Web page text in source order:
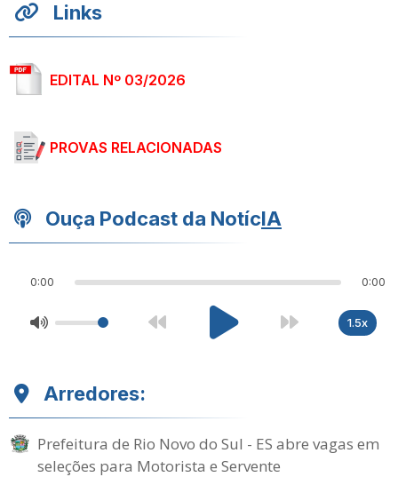
Links
EDITAL Nº 03/2026
PROVAS RELACIONADAS
Ouça Podcast da NotícIA
0:00 0:00
1.5x
Arredores:
Prefeitura de Rio Novo do Sul - ES abre vagas em
seleções para Motorista e Servente